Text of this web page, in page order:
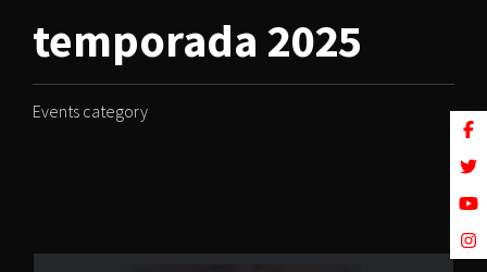
temporada 2025
Events category